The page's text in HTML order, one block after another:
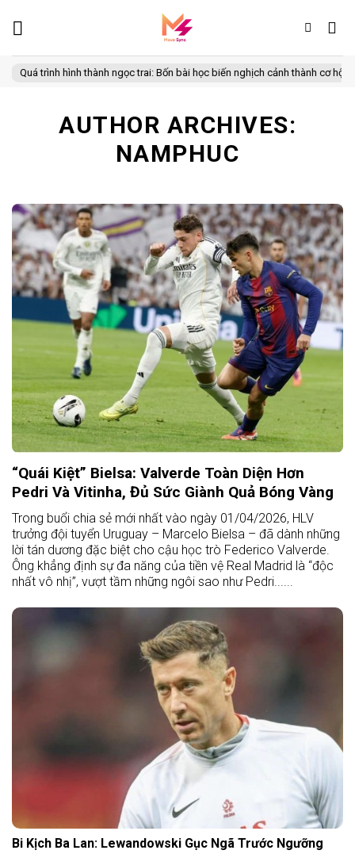
trình hình thành ngọc trai: Bốn bài học biến nghịch cảnh thành cơ hội
AUTHOR ARCHIVES:
NAMPHUC
“Quái Kiệt” Bielsa: Valverde Toàn Diện Hơn
Pedri Và Vitinha, Đủ Sức Giành Quả Bóng Vàng
Trong buổi chia sẻ mới nhất vào ngày 01/04/2026, HLV
trưởng đội tuyển Uruguay – Marcelo Bielsa – đã dành những
lời tán dương đặc biệt cho cậu học trò Federico Valverde.
Ông khẳng định sự đa năng của tiền vệ Real Madrid là “độc
nhất vô nhị”, vượt tầm những ngôi sao như Pedri......
Bi Kịch Ba Lan: Lewandowski Gục Ngã Trước Ngưỡng